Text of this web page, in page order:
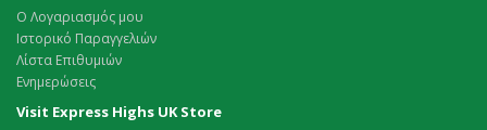
Ο Λογαριασμός μου
Ιστορικό Παραγγελιών
Λίστα Επιθυμιών
Ενημερώσεις
Visit Express Highs UK Store